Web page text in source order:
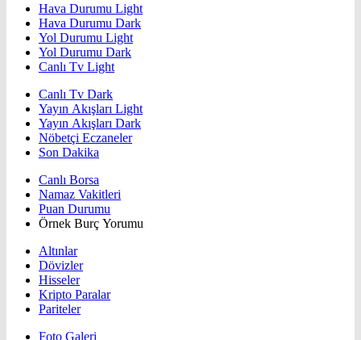
Hava Durumu Light
Hava Durumu Dark
Yol Durumu Light
Yol Durumu Dark
Canlı Tv Light
Canlı Tv Dark
Yayın Akışları Light
Yayın Akışları Dark
Nöbetçi Eczaneler
Son Dakika
Canlı Borsa
Namaz Vakitleri
Puan Durumu
Örnek Burç Yorumu
Altınlar
Dövizler
Hisseler
Kripto Paralar
Pariteler
Foto Galeri